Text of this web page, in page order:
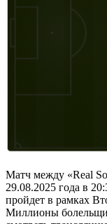
Матч между «Real
29.08.2025 года в
пройдет в рамках
Миллионы